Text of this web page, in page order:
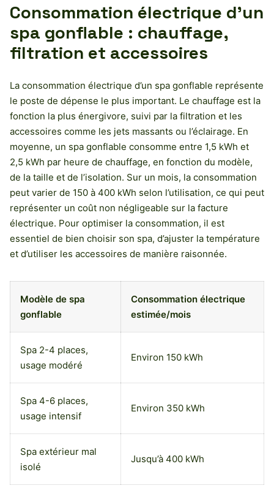
Consommation électrique d’un
spa gonflable : chauffage,
filtration et accessoires
La consommation électrique d’un spa gonflable représente
le poste de dépense le plus important. Le chauffage est la
fonction la plus énergivore, suivi par la filtration et les
accessoires comme les jets massants ou l’éclairage. En
moyenne, un spa gonflable consomme entre 1,5 kWh et
2,5 kWh par heure de chauffage, en fonction du modèle,
de la taille et de l’isolation. Sur un mois, la consommation
peut varier de 150 à 400 kWh selon l’utilisation, ce qui peut
représenter un coût non négligeable sur la facture
électrique. Pour optimiser la consommation, il est
essentiel de bien choisir son spa, d’ajuster la température
et d’utiliser les accessoires de manière raisonnée.
Modèle de spa
gonflable
Consommation électrique
estimée/mois
Spa 2-4 places,
usage modéré
Environ 150 kWh
Spa 4-6 places,
usage intensif
Environ 350 kWh
Spa extérieur mal
isolé
Jusqu’à 400 kWh